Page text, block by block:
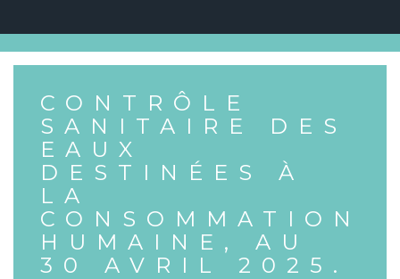
CONTRÔLE
SANITAIRE DES
EAUX
DESTINÉES À
LA
CONSOMMATION
HUMAINE, AU
30 AVRIL 2025.